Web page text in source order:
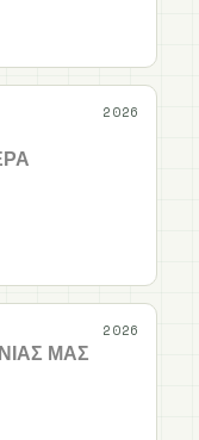
2026
2026
ΜΑΣ